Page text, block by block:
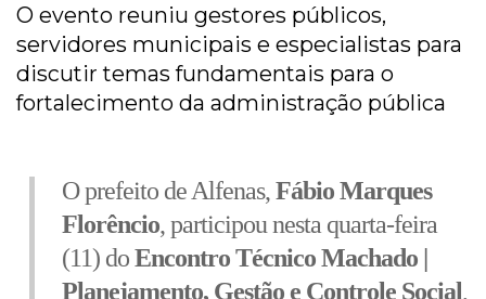
O evento reuniu gestores públicos,
servidores municipais e especialistas para
discutir temas fundamentais para o
fortalecimento da administração pública
O prefeito de Alfenas, Fábio Marques
Florêncio, participou nesta quarta-feira
(11) doEncontro Técnico Machado |
Planejamento, Gestão e Controle Social,